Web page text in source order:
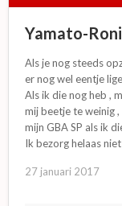
Yamato-
Als je nog steeds
er nog wel eentje
Als ik die nog heb ,
mij beetje te weinig
mijn GBA SP als ik
Ik bezorg helaas
27 januari 2017